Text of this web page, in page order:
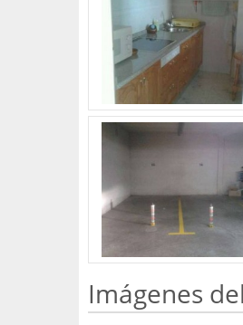
What's Your Walk Score?
Imágenes